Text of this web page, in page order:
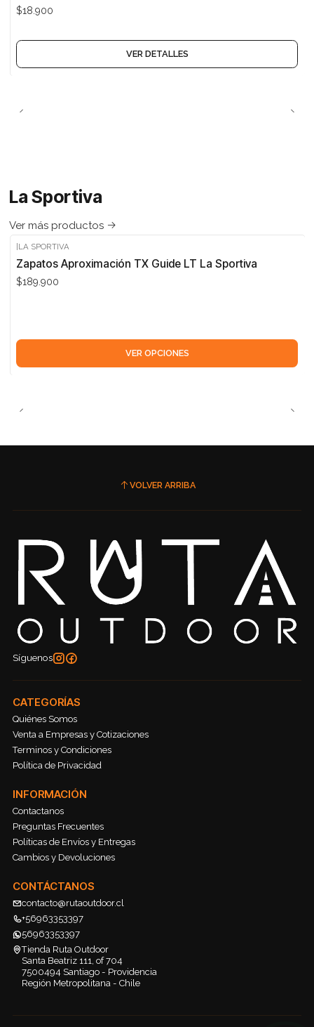
$18.900
VER DETALLES
La Sportiva
Ver más productos
LA SPORTIVA
Zapatos Aproximación TX Guide LT La Sportiva
$189.900
VER OPCIONES
VOLVER ARRIBA
Síguenos
CATEGORÍAS
Quiénes Somos
Venta a Empresas y Cotizaciones
Terminos y Condiciones
Política de Privacidad
INFORMACIÓN
Contactanos
Preguntas Frecuentes
Políticas de Envíos y Entregas
Cambios y Devoluciones
CONTÁCTANOS
contacto@rutaoutdoor.cl
+56963353397
56963353397
Tienda Ruta Outdoor
Santa Beatriz 111, of 704
7500494 Santiago - Providencia
Región Metropolitana - Chile